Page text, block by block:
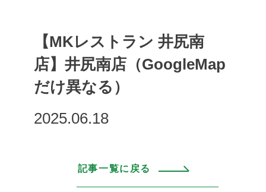
【MKレストラン 井尻南
店】井尻南店（GoogleMap
だけ異なる）
2025.06.18
記事一覧に戻る